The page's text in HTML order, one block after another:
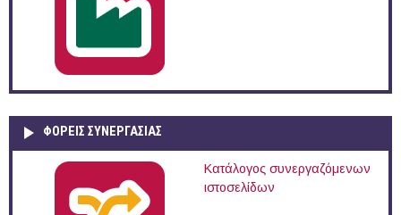
ΦΟΡΕΙΣ ΣΥΝΕΡΓΑΣΙΑΣ
Κατάλογος συνεργαζόμενων
ιστοσελίδων